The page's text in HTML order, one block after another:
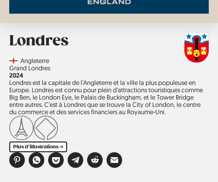
Londres
CountryAngleterre
Région
Grand Londres
Année
2024
Londres est la capitale de l’Angleterre et la ville la plus populeuse en
Europe. Londres est connu pour plein d’attractions touristiques comme
Big Ben, le London Eye, le Palais de Buckingham, et le Tower Bridge
entre autres. C’est à Londres que se trouve la City of London, le centre
du commerce et des services financiers au Royaume-Uni.
Plus d'illustrations ➔